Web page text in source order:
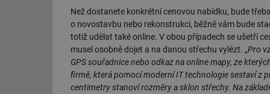
Než dostanete konkrétní cenovou nabídku, bude
o novostavbu nebo rekonstrukci, běžně vám bude
totiž udělat také online. V obou případech se ušetří
musel osobně dojet a na danou střechu vylézt. „Pro
GPS souřadnice nebo odkaz na online mapy, ze
firmě, která pomocí moderní IT technologie sestaví z
centimetry stanoví rozměry a sklon střechy. Na
id